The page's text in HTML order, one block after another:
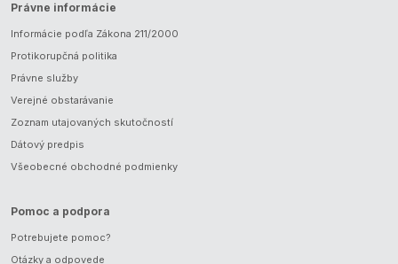
Právne informácie
Informácie podľa Zákona 211/2000
Protikorupčná politika
Právne služby
Verejné obstarávanie
Zoznam utajovaných skutočností
Dátový predpis
Všeobecné obchodné podmienky
Pomoc a podpora
Potrebujete pomoc?
Otázky a odpovede